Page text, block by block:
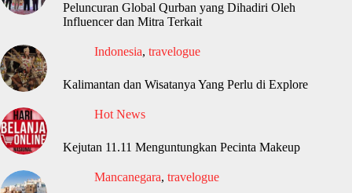
Peluncuran Global Qurban yang Dihadiri Oleh
Influencer dan Mitra Terkait
Indonesia, travelogue
Kalimantan dan Wisatanya Yang Perlu di Explore
Hot News
Kejutan 11.11 Menguntungkan Pecinta Makeup
Mancanegara, travelogue